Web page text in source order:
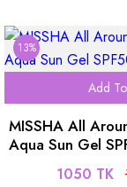
13%
Add
MISSHA All
Aqua Sun Gel
1050 TK